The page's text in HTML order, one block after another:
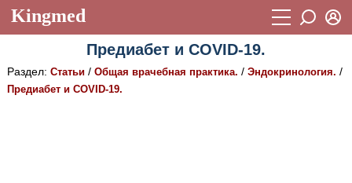
Kingmed
Учебный материал
Видеогалерея 899
Предиабет и COVID-19.
Раздел: Статьи/ Общая врачебная практика. / Эндокринология. /
Предиабет и COVID-19.